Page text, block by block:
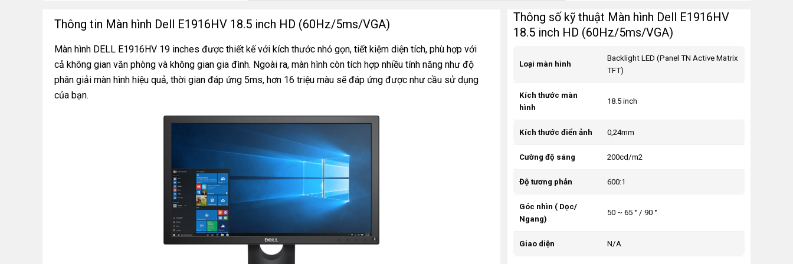
Thông tin Màn hình Dell E1916HV 18.5 inch HD (60Hz/5ms/VGA)
Màn hình DELL E1916HV 19 inches được thiết kế với kích thước nhỏ gọn, tiết kiệm diện tích, phù hợp với
cả không gian văn phòng và không gian gia đình. Ngoài ra, màn hình còn tích hợp nhiều tính năng như độ
phân giải màn hình hiệu quả, thời gian đáp ứng 5ms, hơn 16 triệu màu sẽ đáp ứng được như cầu sử dụng
của bạn.
Thông số kỹ thuật Màn hình Dell E1916HV
18.5 inch HD (60Hz/5ms/VGA)
Loại màn hình
Backlight LED (Panel TN Active Matrix
TFT)
Kích thước màn
hình
18.5 inch
Kích thước điển ảnh 0,24mm
Cường độ sáng 200cd/m2
Độ tương phản 600:1
Góc nhìn ( Dọc/
Ngang)
50 ~ 65 ° / 90 °
Giao diện N/A